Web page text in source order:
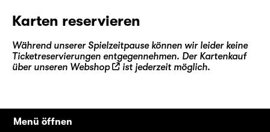
Karten reservieren
Während unserer Spielzeitpause können wir leider keine
Ticketreservierungen entgegennehmen. Der Kartenkauf
über unseren Webshop ist jederzeit möglich.
Menü öffnen